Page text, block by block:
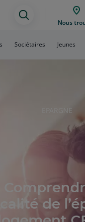
Assistance
de
recherche
Nous
Sociétaires Jeunes
RUBRIQUE
L'ARTICLE
EPARGNE
de